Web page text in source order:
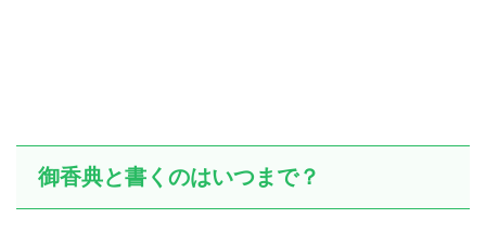
御香典と書くのはいつまで？